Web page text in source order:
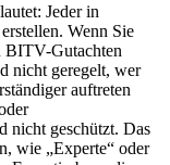
Jeder in
Wenn Sie
BITV-Gutachten
nicht geregelt, wer
auftreten
nicht geschützt. Das
wie „Experte“ oder